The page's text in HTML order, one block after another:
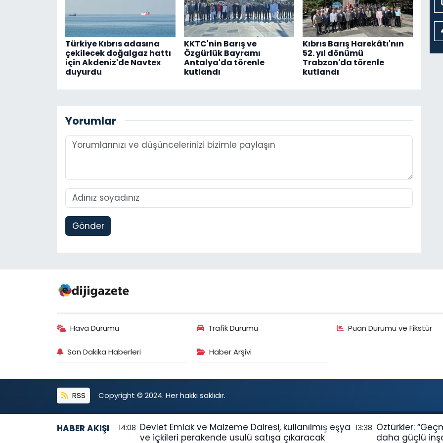
Türkiye Kıbrıs adasına
çekilecek doğalgaz hattı
için Akdeniz'de Navtex
duyurdu
KKTC'nin Barış ve
Özgürlük Bayramı
Antalya'da törenle
kutlandı
Kıbrıs Barış Harekâtı'nın
52. yıl dönümü
Trabzon'da törenle
kutlandı
Yorumlar
Gönder
Hava Durumu Trafik Durumu Puan Durumu ve Fikstür
Son Dakika Haberleri Haber Arşivi
RSS Copyright © 2024. Her hakkı saklıdır.
HABER AKIŞI 14:08 Devlet Emlak ve Malzeme Dairesi, kullanılmış eşya
ve içkileri perakende usulü satışa çıkaracak
13:38 Öztürkler:
daha güçlü